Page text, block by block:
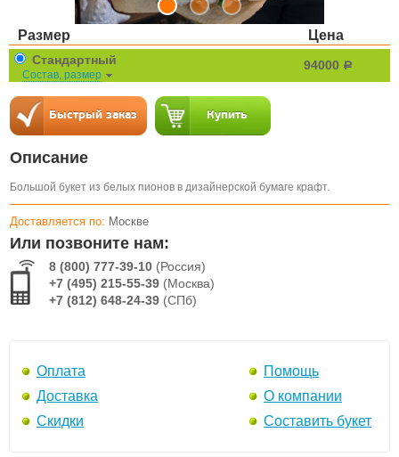
Размер Цена
Стандартный
Состав, размер
94000 a
Описание
Большой букет из белых пионов в дизайнерской бумаге крафт.
Доставляется по: Москве
Или позвоните нам:
8 (800) 777-39-10 (Россия)
+7 (495) 215-55-39 (Москва)
+7 (812) 648-24-39 (СПб)
Оплата
Доставка
Скидки
Помощь
О компании
Составить букет